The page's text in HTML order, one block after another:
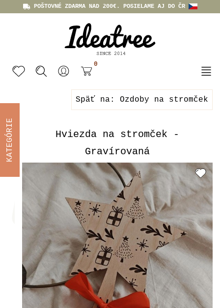
POŠTOVNÉ ZDARMA NAD 200€. POSIELAME AJ DO ČR
0
Späť na: Ozdoby na stromček
Hviezda na stromček -
Gravírovaná
KATEGÓRIE